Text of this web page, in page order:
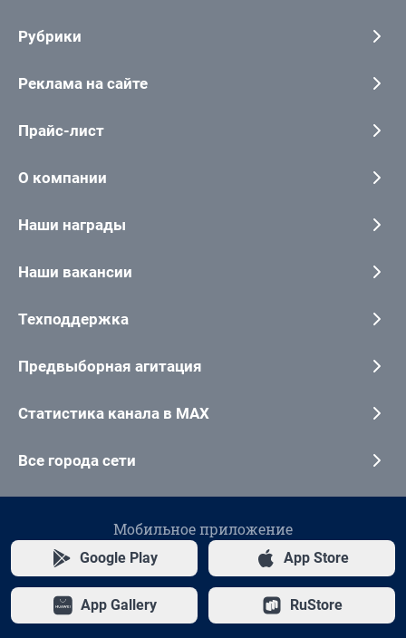
Рубрики
Реклама на сайте
Прайс-лист
О компании
Наши награды
Наши вакансии
Техподдержка
Предвыборная агитация
Статистика канала в MAX
Все города сети
Мобильное приложение
Google Play App Store
App Gallery RuStore